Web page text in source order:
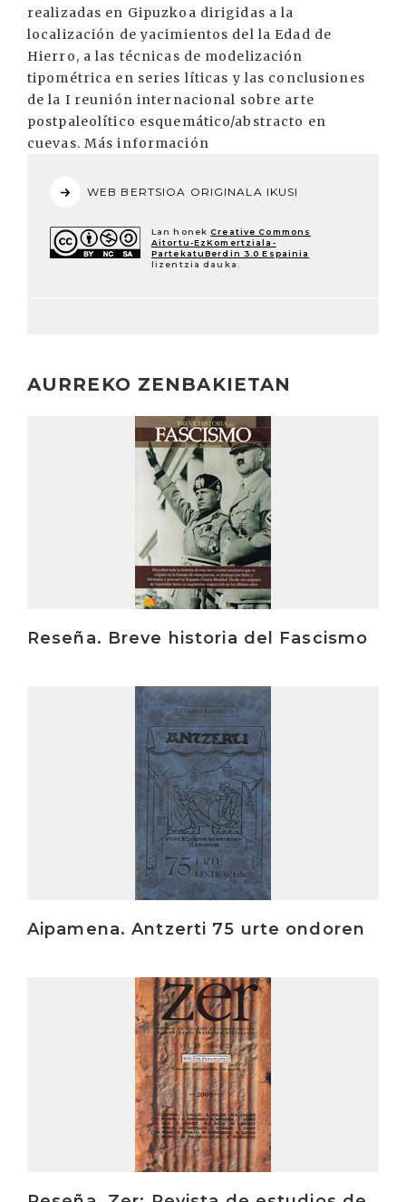
realizadas en Gipuzkoa dirigidas a la
localización de yacimientos del la Edad de
Hierro, a las técnicas de modelización
tipométrica en series líticas y las conclusiones
de la I reunión internacional sobre arte
postpaleolítico esquemático/abstracto en
cuevas. Más información
WEB BERTSIOA ORIGINALA IKUSI
Lan honek Creative Commons
Aitortu-EzKomertziala-
PartekatuBerdin 3.0 Espainia
lizentzia dauka.
AURREKO ZENBAKIETAN
Reseña. Breve historia del Fascismo
Aipamena. Antzerti 75 urte ondoren